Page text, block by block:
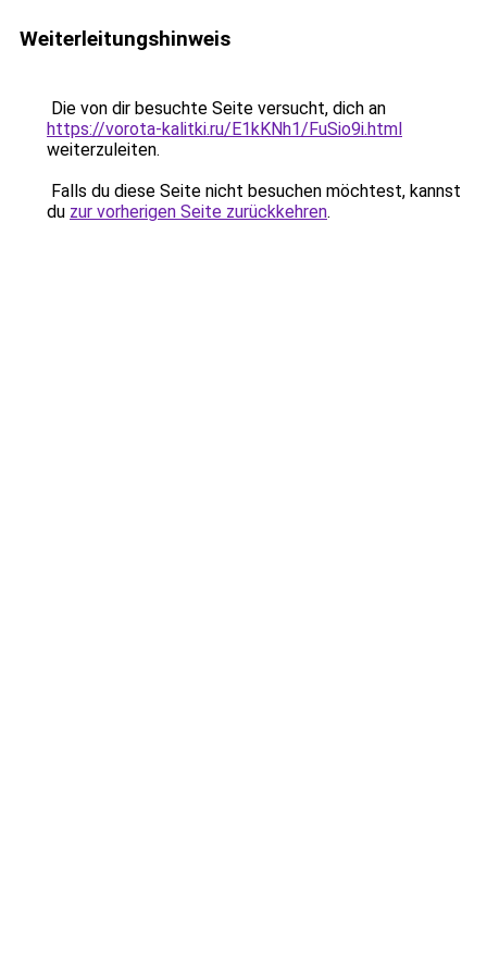
Weiterleitungshinweis
Die von dir besuchte Seite versucht, dich an
https://vorota-kalitki.ru/E1kKNh1/FuSio9i.html
weiterzuleiten.
Falls du diese Seite nicht besuchen möchtest, kannst
du zur vorherigen Seite zurückkehren.